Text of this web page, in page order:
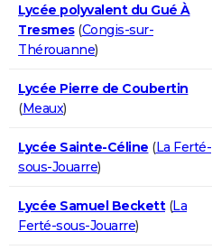
Lycée polyvalent du Gué À
Tresmes(Congis-sur-
Thérouanne)
Lycée Pierre de Coubertin
(Meaux)
Lycée Sainte-Céline (La Ferté-
sous-Jouarre)
Lycée Samuel Beckett(La
Ferté-sous-Jouarre)